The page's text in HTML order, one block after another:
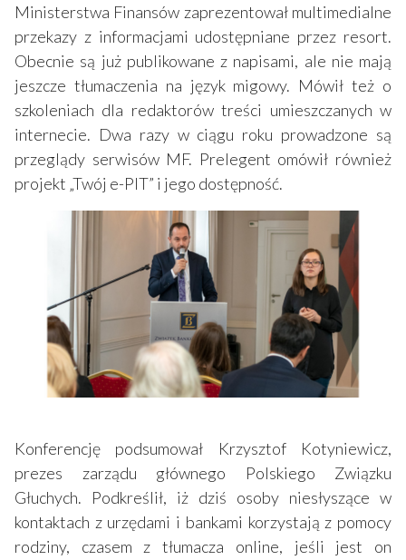
Ministerstwa Finansów zaprezentował multimedialne
przekazy z informacjami udostępniane przez resort.
Obecnie są już publikowane z napisami, ale nie mają
jeszcze tłumaczenia na język migowy. Mówił też o
szkoleniach dla redaktorów treści umieszczanych w
internecie. Dwa razy w ciągu roku prowadzone są
przeglądy serwisów MF. Prelegent omówił również
projekt „Twój e-PIT” i jego dostępność.
Konferencję podsumował Krzysztof Kotyniewicz,
prezes zarządu głównego Polskiego Związku
Głuchych. Podkreślił, iż dziś osoby niesłyszące w
kontaktach z urzędami i bankami korzystają z pomocy
rodziny, czasem z tłumacza online, jeśli jest on